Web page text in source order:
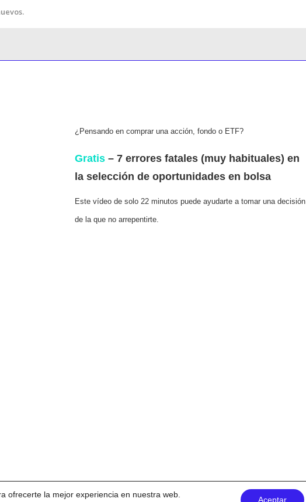
¿Pensando en comprar una acción, fondo o ETF?
Gratis– 7 errores fatales (muy habituales) en
la selección de oportunidades en bolsa
Este vídeo de solo 22 minutos puede ayudarte a tomar una decisión
de la que no arrepentirte.
ofrecerte la mejor experiencia en nuestra web.
Aceptar